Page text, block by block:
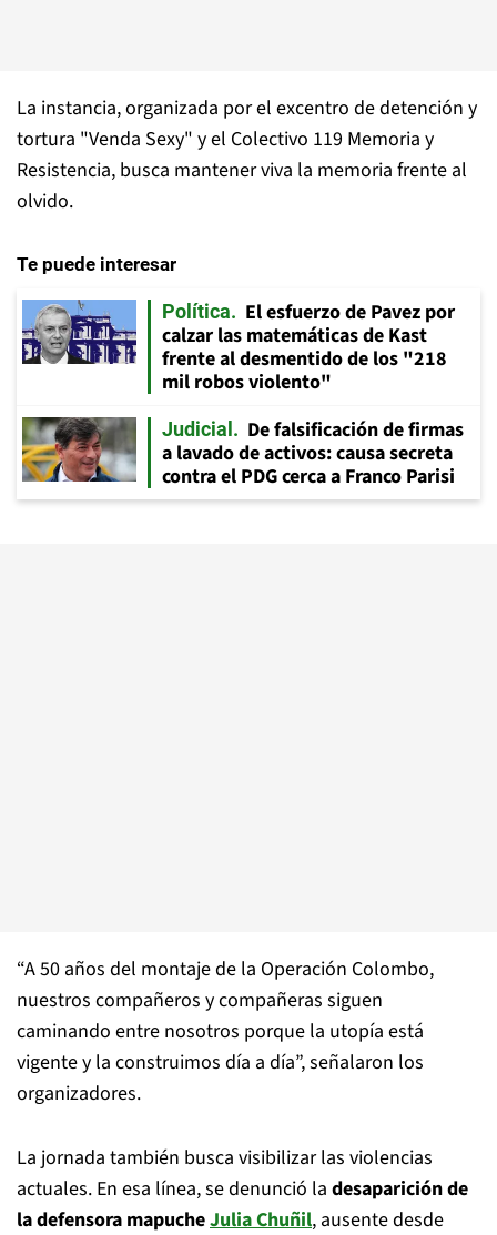
La instancia, organizada por el excentro de detención y
tortura "Venda Sexy" y el Colectivo 119 Memoria y
Resistencia, busca mantener viva la memoria frente al
olvido.
Te puede interesar
Política
El esfuerzo de Pavez por
calzar las matemáticas de Kast
frente al desmentido de los "218
mil robos violento"
Judicial
De falsificación de firmas
a lavado de activos: causa secreta
contra el PDG cerca a Franco Parisi
“A 50 años del montaje de la Operación Colombo,
nuestros compañeros y compañeras siguen
caminando entre nosotros porque la utopía está
vigente y la construimos día a día”, señalaron los
organizadores.
La jornada también busca visibilizar las violencias
actuales. En esa línea, se denunció la desaparición de
la defensora mapucheJulia Chuñil, ausente desde